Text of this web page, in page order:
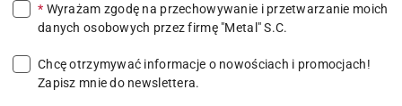
* Wyrażam zgodę na przechowywanie i przetwarzanie moich
danych osobowych przez firmę "Metal" S.C.
Chcę otrzymywać informacje o nowościach i promocjach!
Zapisz mnie do newslettera.